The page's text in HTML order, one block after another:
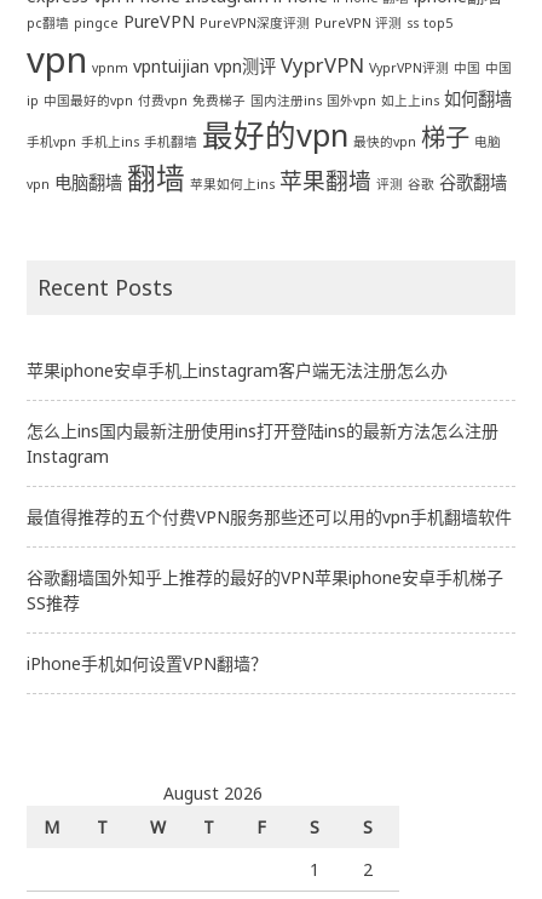
pc翻墙 pingce PureVPN PureVPN深度评测 PureVPN 评测 ss top5
vpn vpnm vpntuijian vpn测评 VyprVPN VyprVPN评测 中国 中国
ip 中国最好的vpn 付费vpn 免费梯子 国内注册ins 国外vpn 如上上ins 如何翻墙
手机vpn 手机上ins 手机翻墙 最好的vpn 最快的vpn 梯子 电脑
vpn 电脑翻墙 翻墙 苹果如何上ins 苹果翻墙 评测 谷歌 谷歌翻墙
Recent Posts
苹果iphone安卓手机上instagram客户端无法注册怎么办
怎么上ins国内最新注册使用ins打开登陆ins的最新方法怎么注册
Instagram
最值得推荐的五个付费VPN服务那些还可以用的vpn手机翻墙软件
谷歌翻墙国外知乎上推荐的最好的VPN苹果iphone安卓手机梯子
SS推荐
iPhone手机如何设置VPN翻墙？
August 2026
M
T W T F S
S
1
2